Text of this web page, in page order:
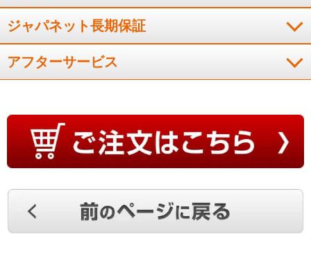
能が充実していてよい。
）
機能的には大満足
フィルター自動清掃とプラズマイオン空気清浄を探していまし
た。機能的には大満足。一年に一度のフィルターゴミ捨ても嬉
しい。ただ、リモコンがシンプル過ぎ？風向の表示がなく本体
を見て調整は不便ですね。。
（ 大阪府
ジャパネット長期保証
アフターサービス